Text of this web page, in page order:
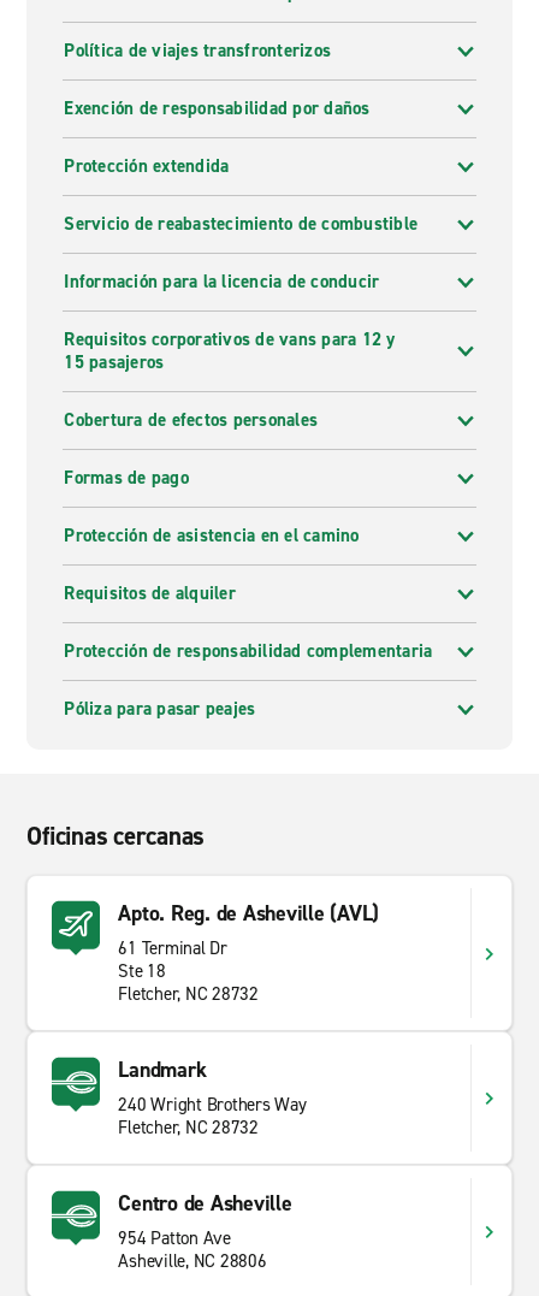
Política de viajes transfronterizos
Exención de responsabilidad por daños
Protección extendida
Servicio de reabastecimiento de combustible
Información para la licencia de conducir
Requisitos corporativos de vans para 12 y
15 pasajeros
Cobertura de efectos personales
Formas de pago
Protección de asistencia en el camino
Requisitos de alquiler
Protección de responsabilidad complementaria
Póliza para pasar peajes
Oficinas cercanas
Apto. Reg. de Asheville (AVL)
61 Terminal Dr
Ste 18
Fletcher, NC 28732
Landmark
240 Wright Brothers Way
Fletcher, NC 28732
Centro de Asheville
954 Patton Ave
Asheville, NC 28806